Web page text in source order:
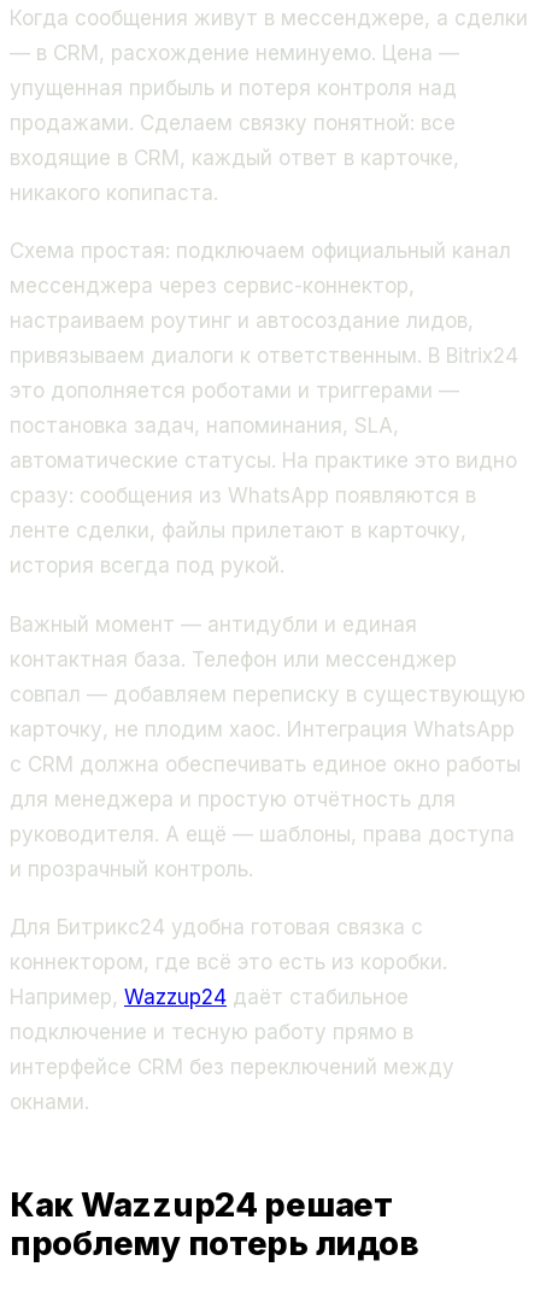
Когда сообщения живут в мессенджере, а сделки
— в CRM, расхождение неминуемо. Цена —
упущенная прибыль и потеря контроля над
продажами. Сделаем связку понятной: все
входящие в CRM, каждый ответ в карточке,
никакого копипаста.
Схема простая: подключаем официальный канал
мессенджера через сервис-коннектор,
настраиваем роутинг и автосоздание лидов,
привязываем диалоги к ответственным. В Bitrix24
это дополняется роботами и триггерами —
постановка задач, напоминания, SLA,
автоматические статусы. На практике это видно
сразу: сообщения из WhatsApp появляются в
ленте сделки, файлы прилетают в карточку,
история всегда под рукой.
Важный момент — антидубли и единая
контактная база. Телефон или мессенджер
совпал — добавляем переписку в существующую
карточку, не плодим хаос. Интеграция WhatsApp
с CRM должна обеспечивать единое окно работы
для менеджера и простую отчётность для
руководителя. А ещё — шаблоны, права доступа
и прозрачный контроль.
Для Битрикс24 удобна готовая связка с
коннектором, где всё это есть из коробки.
Например, Wazzup24 даёт стабильное
подключение и тесную работу прямо в
интерфейсе CRM без переключений между
окнами.
Как Wazzup24 решает
проблему потерь лидов